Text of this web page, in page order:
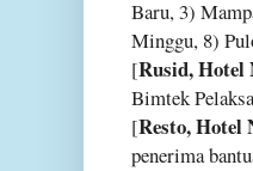
Baru, 3)
Minggu, 8)
[Rusid, Hotel
Bimtek
[Resto, Hotel
penerima